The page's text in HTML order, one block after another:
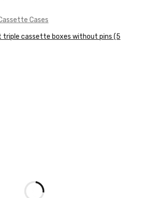
Cases
triple cassette boxes without pins (5